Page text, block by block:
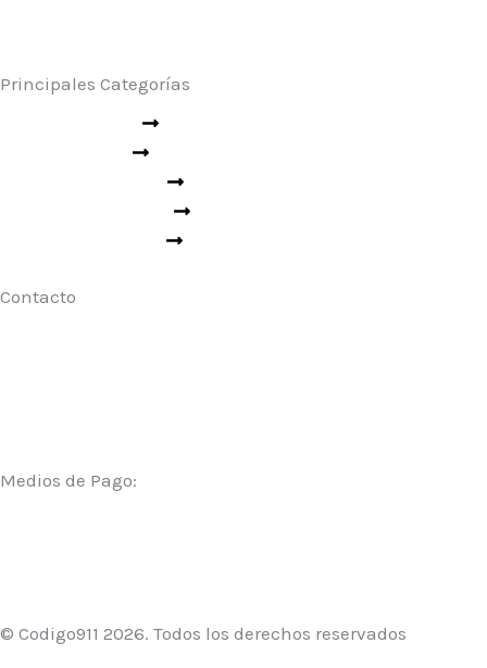
Principales Categorías
Contacto
Medios de Pago:
© Codigo911 2026. Todos los derechos reservados